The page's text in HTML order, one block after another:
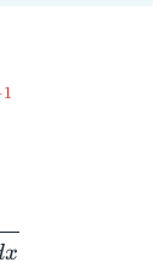
1} (1-x)^{b-
1
x